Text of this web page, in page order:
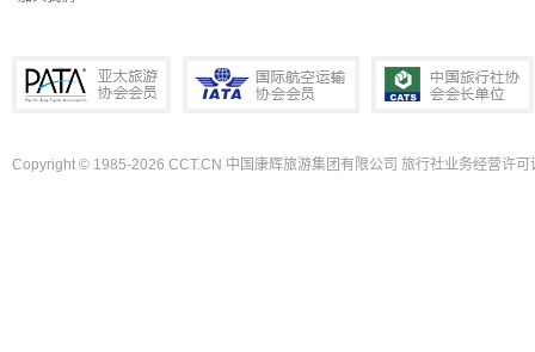
Copyright © 1985-2026 CCT.CN 中国康辉旅游集团有限公司 旅行社业务经营许